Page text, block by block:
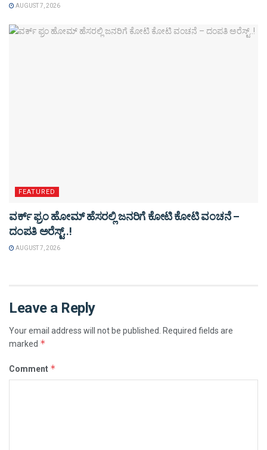
AUGUST 7, 2026
FEATURED
ವರ್ಕ್ ಫ್ರಂ ಹೋಮ್ ಹೆಸರಲ್ಲಿ ಜನರಿಗೆ ಕೋಟಿ ಕೋಟಿ ವಂಚನೆ –
ದಂಪತಿ ಅರೆಸ್ಟ್..!
AUGUST 7, 2026
Leave a Reply
Your email address will not be published.
Required fields are
marked *
Comment *